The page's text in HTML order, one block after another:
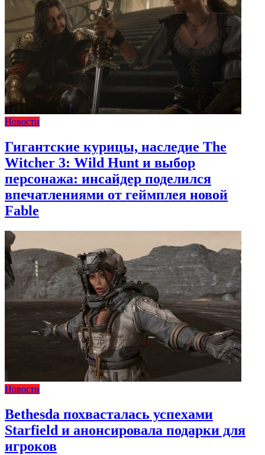
Новости
Гигантские курицы, наследие The
Witcher 3: Wild Hunt и выбор
персонажа: инсайдер поделился
впечатлениями от геймплея новой
Fable
Новости
Bethesda похвасталась успехами
Starfield и анонсировала подарки для
игроков